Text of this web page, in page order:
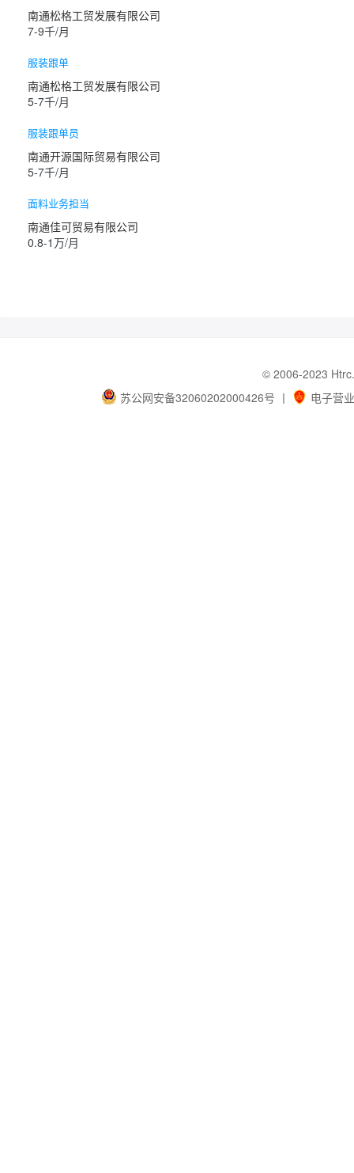
南通松格工贸发展有限公司
7-9千/月
服装跟单
南通松格工贸发展有限公司
5-7千/月
服装跟单员
南通开源国际贸易有限公司
5-7千/月
面料业务担当
南通佳可贸易有限公司
0.8-1万/月
© 2006-2023
苏公网安备32060202000426号 丨 电子营